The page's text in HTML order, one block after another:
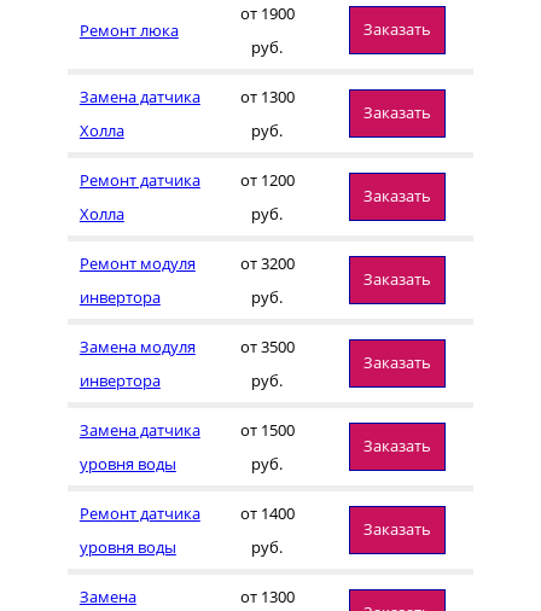
Ремонт люка
от 1900
руб.
Заказать
Замена датчика
Холла
от 1300
руб.
Заказать
Ремонт датчика
Холла
от 1200
руб.
Заказать
Ремонт модуля
инвертора
от 3200
руб.
Заказать
Замена модуля
инвертора
от 3500
руб.
Заказать
Замена датчика
уровня воды
от 1500
руб.
Заказать
Ремонт датчика
уровня воды
от 1400
руб.
Заказать
Замена от 1300